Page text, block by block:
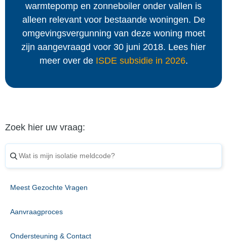
warmtepomp en zonneboiler onder vallen is
alleen relevant voor bestaande woningen. De
omgevingsvergunning van deze woning moet
zijn aangevraagd voor 30 juni 2018. Lees hier
meer over de ISDE subsidie in 2026.
Zoek hier uw vraag:
Meest Gezochte Vragen
Aanvraagproces
Ondersteuning & Contact